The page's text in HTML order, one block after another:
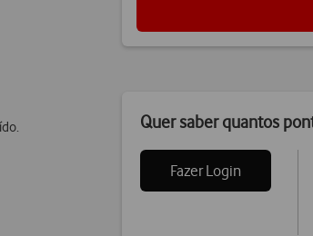
Quer saber quantos
Fazer Login